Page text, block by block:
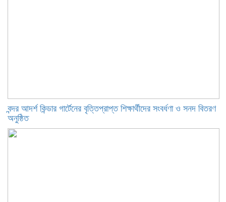
বন্দর আদর্শ কিন্ডার গার্টেনের বৃত্তিপ্রাপ্ত শিক্ষার্থীদের সংবর্ধণা ও সনদ বিতরণ
অনুষ্ঠিত